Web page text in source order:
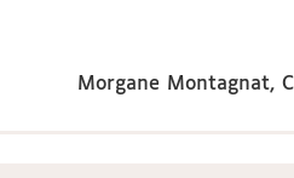
Morgane Montagnat,